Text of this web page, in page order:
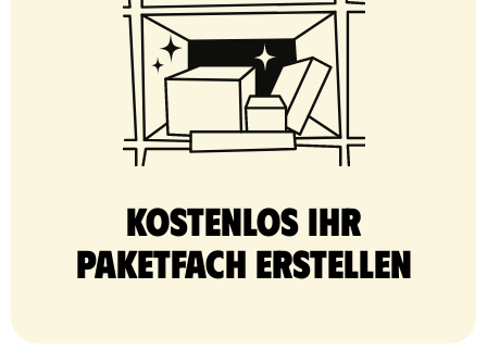
Kostenlos Ihr
Paketfach erstellen